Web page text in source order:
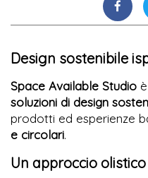
Design sostenibile
Space Available Studio
soluzioni di design
prodotti ed esperienze
e circolari.
Un approccio